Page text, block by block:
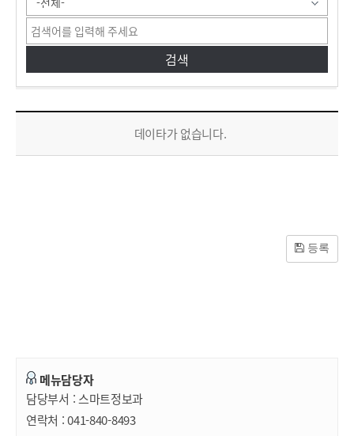
공공데이터 소통제안방 목록으로 번호, 제목, 작성자, 조회수, 등록일, 첨부파일로 나열 되고 있습니다.
데이타가 없습니다.
등록
메뉴담당자
담당부서 : 스마트정보과
연락처 :041-840-8493